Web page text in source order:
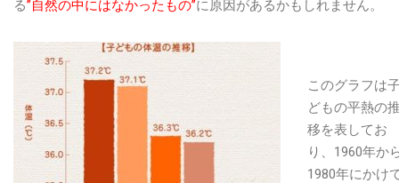
る”自然の中にはなかったもの”に原因があるかもしれません。
このグラフは
どもの平熱の
移を表してお
り、1960年か
1980年にかけ